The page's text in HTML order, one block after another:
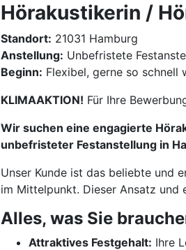
Hörakustikerin /
Standort: 21031 Hamburg
Anstellung: Unbefristete
Beginn: Flexibel, gerne so schnell
KLIMAAKTION! Für Ihre
Wir suchen eine engagierte
unbefristeter Festanstellung in
Unser Kunde ist das beliebte und
im Mittelpunkt. Dieser Ansatz und
Alles, was Sie
Attraktives Festgehalt: Ihre